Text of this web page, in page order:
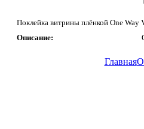
Поклейка витрины плёнкой One Way
Описание:
ГлавнаяО